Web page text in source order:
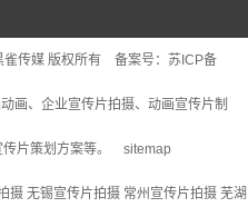
传媒 版权所有 备案号： 苏ICP备
画、企业宣传片拍摄、动画宣传片制
传片策划方案等。 sitemap
摄 无锡宣传片拍摄 常州宣传片拍摄 芜湖